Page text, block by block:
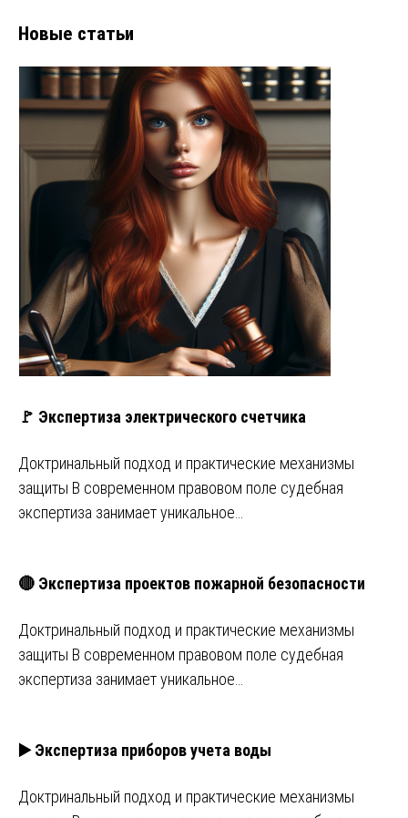
Новые статьи
🚩 Экспертиза электрического счетчика
Доктринальный подход и практические механизмы
защиты В современном правовом поле судебная
экспертиза занимает уникальное…
🔴 Экспертиза проектов пожарной безопасности
Доктринальный подход и практические механизмы
защиты В современном правовом поле судебная
экспертиза занимает уникальное…
▶️ Экспертиза приборов учета воды
Доктринальный подход и практические механизмы